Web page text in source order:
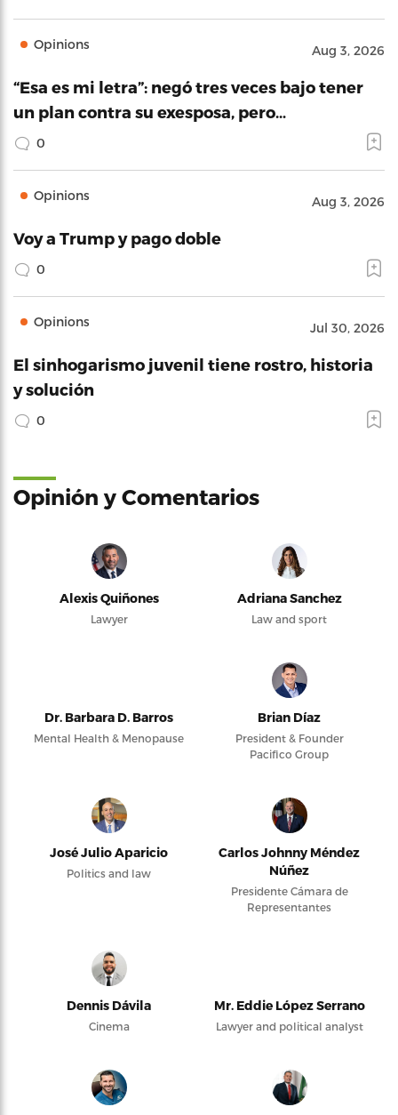
Opinions Aug 3, 2026
“Esa es mi letra”: negó tres veces bajo tener
un plan contra su exesposa, pero…
0
Opinions Aug 3, 2026
Voy a Trump y pago doble
0
Opinions Jul 30, 2026
El sinhogarismo juvenil tiene rostro, historia
y solución
0
Opinión y Comentarios
Alexis Quiñones
Lawyer
Adriana Sanchez
Law and sport
Dr. Barbara D. Barros
Mental Health & Menopause
Brian Díaz
President & Founder
Pacifico Group
José Julio Aparicio
Politics and law
Carlos Johnny Méndez
Núñez
Presidente Cámara de
Representantes
Dennis Dávila
Cinema
Mr. Eddie López Serrano
Lawyer and political analyst